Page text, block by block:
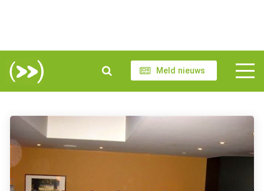
Meld nieuws